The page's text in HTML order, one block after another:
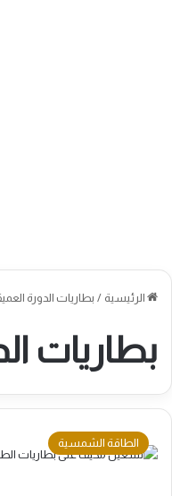
الرئيسية / بطاريات الدورة
بطاريات
الطاقة الشمسية